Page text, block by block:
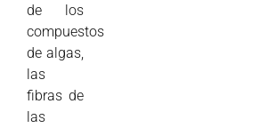
de los
compuestos
de algas,
las
fibras de
las